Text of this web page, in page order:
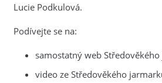
Lucie Podkulová.
Podívejte se na:
samostatný web
video ze Středověkého